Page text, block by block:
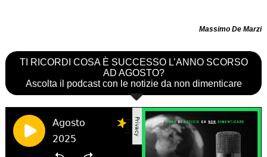
Massimo De Marzi
TI RICORDI COSA È SUCCESSO L’ANNO SCORSO
AD AGOSTO?
Ascolta il podcast con le notizie da non dimenticare